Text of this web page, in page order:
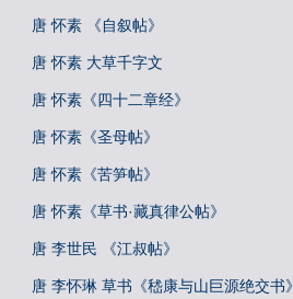
唐 怀素 《自叙帖》
唐 怀素 大草千字文
唐 怀素《四十二章经》
唐 怀素《圣母帖》
唐 怀素《苦笋帖》
唐 怀素《草书·藏真律公帖》
唐 李世民 《江叔帖》
唐 李怀琳 草书《嵇康与山巨源绝交书》